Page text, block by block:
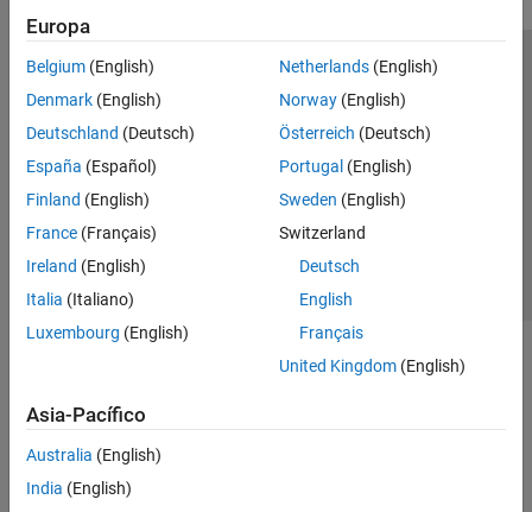
Europa
Belgium (English)
Denmark (English)
Deutschland (Deutsch)
España (Español)
Finland (English)
France (Français)
Ireland (English)
Italia (Italiano)
Luxembourg (English)
Netherlands(English)
Norway(English)
Österreich (Deutsch)
Portugal (English)
Sweden (English)
Switzerland
Deutsch
English
Français
United Kingdom(English)
Asia-Pacífico
Australia (English)
India (English)
Centro de confianza
Marcas comerciales
Política de privacidad
Antipiratería
Estado de las aplicaciones
Información de contacto
© 1994-2026 The MathWorks, Inc.
Seleccione un país/